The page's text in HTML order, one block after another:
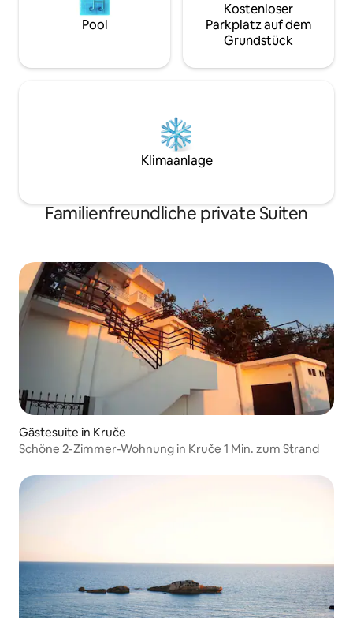
Pool
Kostenloser
Parkplatz auf dem
Grundstück
Klimaanlage
Familienfreundliche private Suiten
Gästesuite in Kruče
Schöne 2-Zimmer-Wohnung in Kruče 1 Min. zum Strand